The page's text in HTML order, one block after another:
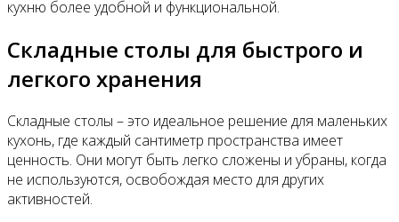
кухню более удобной и функциональной.
Складные столы для быстрого и
легкого хранения
Складные столы – это идеальное решение для маленьких
кухонь, где каждый сантиметр пространства имеет
ценность. Они могут быть легко сложены и убраны, когда
не используются, освобождая место для других
активностей.